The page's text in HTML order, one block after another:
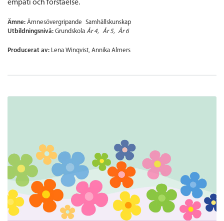
empati och förståelse.
Ämne: Ämnesövergripande
Samhällskunskap
Utbildningsnivå: Grundskola År 4 År 5 År 6
Producerat av: Lena Winqvist, Annika Almers